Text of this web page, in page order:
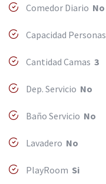
Comedor Diario No
Capacidad Personas
Cantidad Camas 3
Dep. Servicio No
Baño Servicio No
Lavadero No
PlayRoom Si